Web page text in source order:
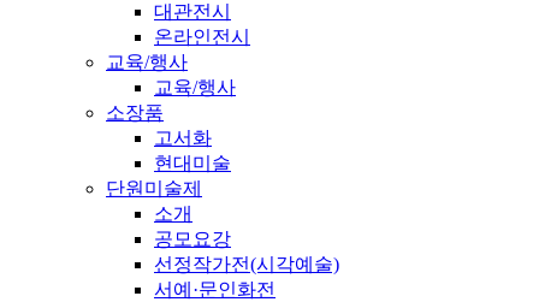
대관전시
온라인전시
교육/행사
교육/행사
소장품
고서화
현대미술
단원미술제
소개
공모요강
선정작가전(시각예술)
서예·문인화전